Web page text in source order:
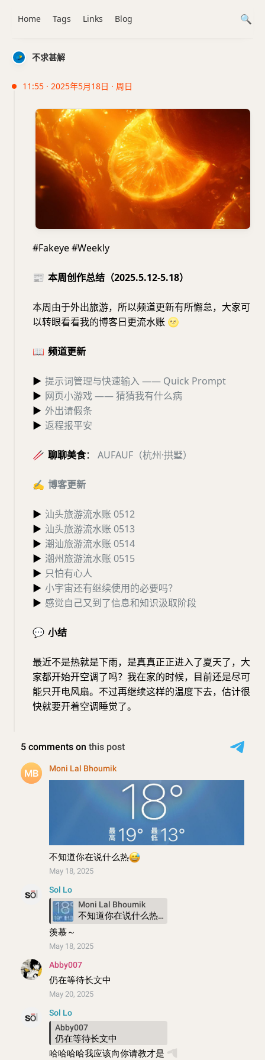
不求甚解
11:55 · 2025年5月18日 · 周日
#Fakeye #Weekly
📰 本周创作总结（2025.5.12-5.18）
本周由于外出旅游，所以频道更新有所懈怠，大家可
以转眼看看我的博客日更流水账 🌝
📖 频道更新
▶ 提示词管理与快速输入 —— Quick Prompt
▶ 网页小游戏 —— 猜猜我有什么病
▶ 外出请假条
▶ 返程报平安
🥢 聊聊美食： AUFAUF（杭州·拱墅）
✍️ 博客更新
▶ 汕头旅游流水账 0512
▶ 汕头旅游流水账 0513
▶ 潮汕旅游流水账 0514
▶ 潮州旅游流水账 0515
▶ 只怕有心人
▶ 小宇宙还有继续使用的必要吗？
▶ 感觉自己又到了信息和知识汲取阶段
💬 小结
最近不是热就是下雨，是真真正正进入了夏天了，大
家都开始开空调了吗？我在家的时候，目前还是尽可
能只开电风扇。不过再继续这样的温度下去，估计很
快就要开着空调睡觉了。
Home Tags Links Blog